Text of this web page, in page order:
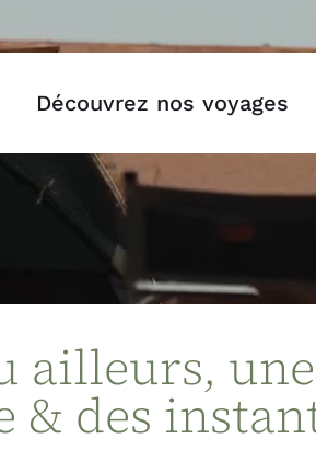
Découvrez nos voyages
ailleurs, une
& des